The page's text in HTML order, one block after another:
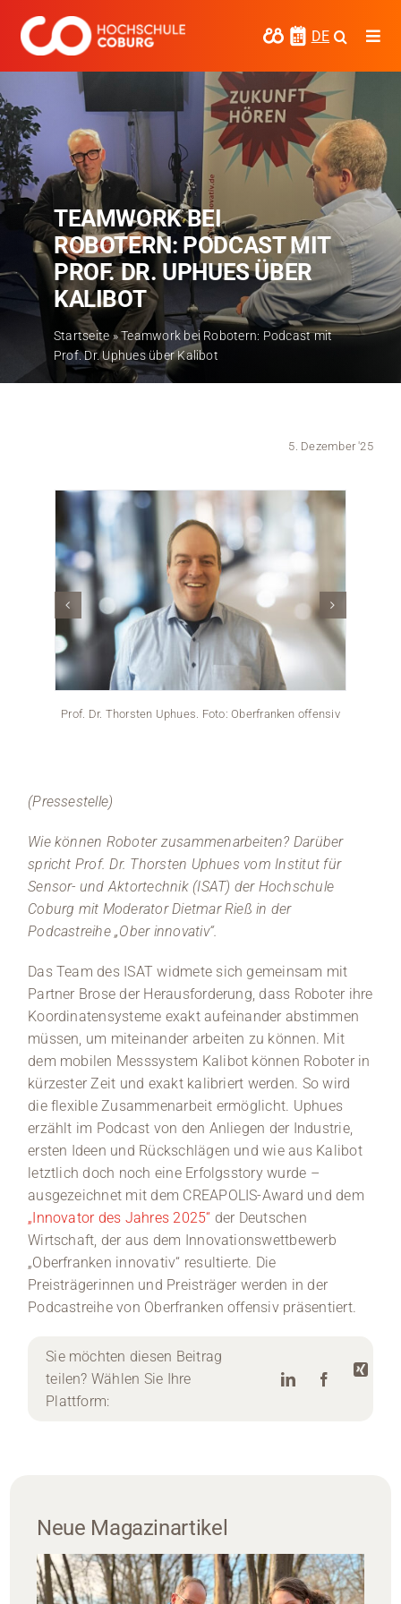
Inhalt
springen
DE
Studieren
Forschen
Kooperieren
Hochschule Coburg
Regionalentwicklung
Entdecke die Region
Informationen für …
News
Veranstaltungen
TEAMWORK BEI
ROBOTERN: PODCAST MIT
PROF. DR. UPHUES ÜBER
KALIBOT
Startseite»Teamwork bei Robotern: Podcast mit
Prof. Dr. Uphues über Kalibot
5. Dezember '25
Prof. Dr. Thorsten Uphues. Foto: Oberfranken offensiv
(Pressestelle)
Wie können Roboter zusammenarbeiten? Darüber
spricht Prof. Dr. Thorsten Uphues vom Institut für
Sensor- und Aktortechnik (ISAT) der Hochschule
Coburg mit Moderator Dietmar Rieß in der
Podcastreihe „Ober innovativ“.
Das Team des ISAT widmete sich gemeinsam mit
Partner Brose der Herausforderung, dass Roboter ihre
Koordinatensysteme exakt aufeinander abstimmen
müssen, um miteinander arbeiten zu können. Mit
dem mobilen Messsystem Kalibot können Roboter in
kürzester Zeit und exakt kalibriert werden. So wird
die flexible Zusammenarbeit ermöglicht. Uphues
erzählt im Podcast von den Anliegen der Industrie,
ersten Ideen und Rückschlägen und wie aus Kalibot
letztlich doch noch eine Erfolgsstory wurde –
ausgezeichnet mit dem CREAPOLIS-Award und dem
„Innovator des Jahres 2025“ der Deutschen
Wirtschaft, der aus dem Innovationswettbewerb
„Oberfranken innovativ“ resultierte. Die
Preisträgerinnen und Preisträger werden in der
Podcastreihe von Oberfranken offensiv präsentiert.
Sie möchten diesen Beitrag
teilen? Wählen Sie Ihre
Plattform:
Neue Magazinartikel